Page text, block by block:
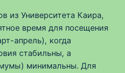
из Университета Каира,
время для посещения
апрель), когда
стабильны, а
минимальны. Для